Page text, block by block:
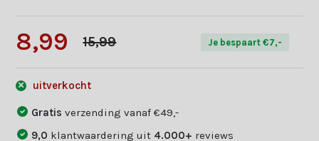
8,99 15,99 Je bespaart €7,-
uitverkocht
Gratisverzending vanaf €49,-
9,0 klantwaardering uit 4.000+ reviews